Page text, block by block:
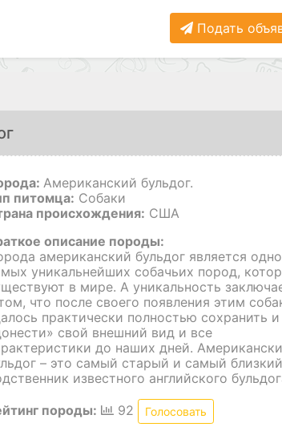
Подать
Американский бульдог.
питомца: Собаки
происхождения: США
описание породы:
американский бульдог является
уникальнейших собачьих пород,
в мире. А уникальность
что после своего появления этим
практически полностью сохранить и
свой внешний вид и все
до наших дней.
– это самый старый и самый близкий
известного английского
породы:
92 Голосовать